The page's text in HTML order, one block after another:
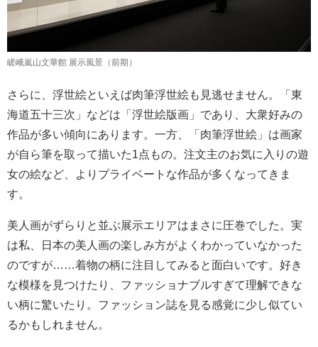
嵯峨嵐山文華館 展示風景（前期）
さらに、浮世絵といえば肉筆浮世絵も見逃せません。「東
海道五十三次」などは「浮世絵版画」であり、大衆好みの
作品が多い傾向にあります。一方、「肉筆浮世絵」は画家
が自ら筆を取って描いた1点もの。注文主のお気に入りの遊
女の絵など、よりプライベートな作品が多くなってきま
す。
美人画がずらりと並ぶ展示エリアはまさに圧巻でした。実
は私、日本の美人画の楽しみ方がよくわかっていなかった
のですが……着物の柄に注目してみると面白いです。好き
な模様を見つけたり、ファッショナブルすぎて理解できな
い柄に驚いたり。ファッション誌を見る感覚に少し似てい
るかもしれません。